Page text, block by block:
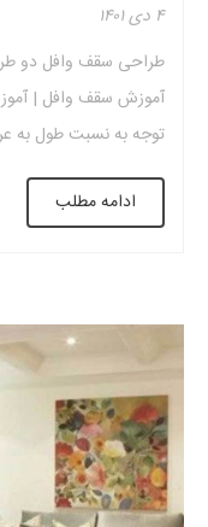
۴ دی ۱۴۰۱
طراحی سقف وافل دو
آموزش سقف وافل |
توجه به نسبت طول به
سقف های یک طرفه
این دو نوع […]
ادامه مطلب